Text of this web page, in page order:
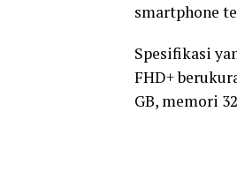
smartphone
Spesifikasi
FHD+
GB, memori